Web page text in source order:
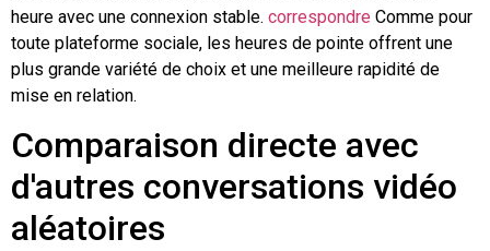
heure avec une connexion stable. correspondre Comme pour
toute plateforme sociale, les heures de pointe offrent une
plus grande variété de choix et une meilleure rapidité de
mise en relation.
Comparaison directe avec
d'autres conversations vidéo
aléatoires